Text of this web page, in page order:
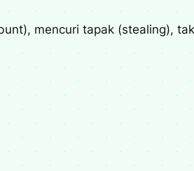
mencuri tapak (stealing),